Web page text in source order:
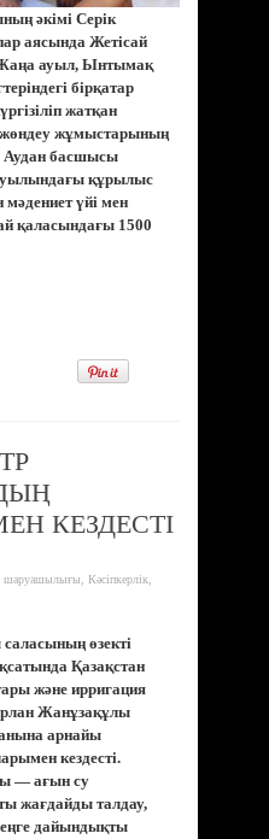
әкімі Серік
аясында Жетісай
ауыл, Ынтымақ
бірқатар
жатқан
жөндеу жұмыстарының
басшысы
құрылыс
үйі мен
қаласындағы 1500
КЕЗДЕСТІ
шаруашылығы Кәсіпкерлік
өзекті
Қазақстан
және ирригация
Жанұзақұлы
арнайы
кездесті.
— ағын су
жағдайды талдау,
дайындықты